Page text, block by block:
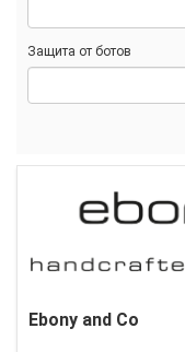
Защита от ботов
Ebony and Co